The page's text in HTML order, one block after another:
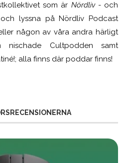
som är Nördliv- och
lyssna på Nördliv Podcast
någon av våra andra härligt
nischade Cultpodden samt
alla finns där poddar finns!